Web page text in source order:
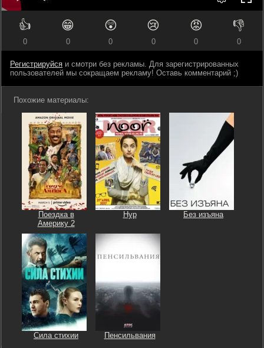
👍
0
😁
0
😲
0
😢
0
😡
0
👎
0
Регистрируйся и смотри без рекламы. Для зарегистрированных
пользователей мы сокращаем рекламу! Оставь комментарий ;)
Похожие материалы:
Поездка в
Америку 2
Нур Без изъяна
Сила стихии Пенсильвания